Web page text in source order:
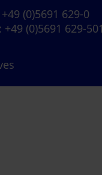
(0)5691 629-0
: +49 (0)5691 629-